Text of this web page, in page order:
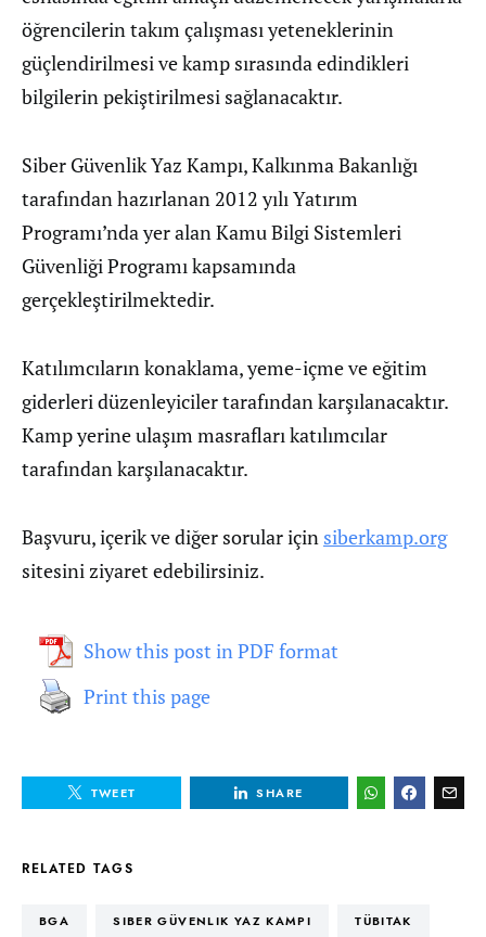
öğrencilerin takım çalışması yeteneklerinin
güçlendirilmesi ve kamp sırasında edindikleri
bilgilerin pekiştirilmesi sağlanacaktır.
Siber Güvenlik Yaz Kampı, Kalkınma Bakanlığı
tarafından hazırlanan 2012 yılı Yatırım
Programı’nda yer alan Kamu Bilgi Sistemleri
Güvenliği Programı kapsamında
gerçekleştirilmektedir.
Katılımcıların konaklama, yeme-içme ve eğitim
giderleri düzenleyiciler tarafından karşılanacaktır.
Kamp yerine ulaşım masrafları katılımcılar
tarafından karşılanacaktır.
Başvuru, içerik ve diğer sorular için siberkamp.org
sitesini ziyaret edebilirsiniz.
Show this post in PDF format
Print this page
TWEET SHARE
RELATED TAGS
BGA SIBER GÜVENLIK YAZ KAMPI TÜBITAK